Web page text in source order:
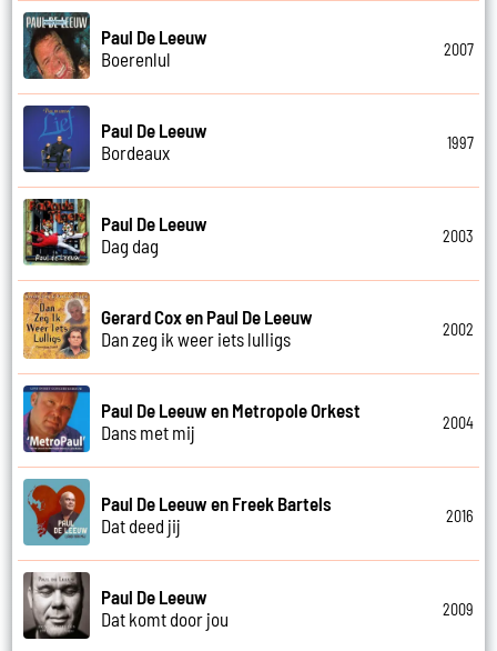
Paul De Leeuw
Boerenlul
2007
Paul De Leeuw
Bordeaux
1997
Paul De Leeuw
Dag dag
2003
Gerard Cox en Paul De Leeuw
Dan zeg ik weer iets lulligs
2002
Paul De Leeuw en Metropole Orkest
Dans met mij
2004
Paul De Leeuw en Freek Bartels
Dat deed jij
2016
Paul De Leeuw
Dat komt door jou
2009